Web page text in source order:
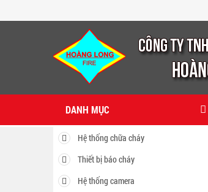
DANH MỤC
Hệ thống chữa cháy
Thiết bị báo cháy
Hệ thống camera